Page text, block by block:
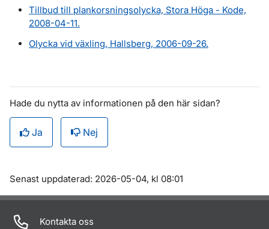
Tillbud till plankorsningsolycka, Stora Höga - Kode,
2008-04-11.
Olycka vid växling, Hallsberg, 2006-09-26.
Hade du nytta av informationen på den här sidan?
Ja Nej
Om sidan
Senast uppdaterad: 2026-05-04, kl 08:01
Kontakta oss